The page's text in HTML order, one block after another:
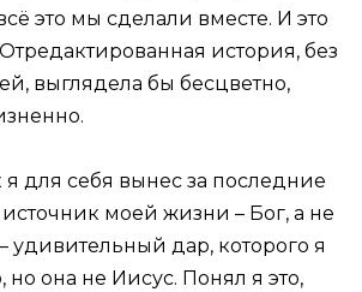
это мы сделали вместе. И это
история, без
выглядела бы бесцветно,
я для себя вынес за последние
источник моей жизни – Бог, а не
удивительный дар, которого я
но она не Иисус. Понял я это,